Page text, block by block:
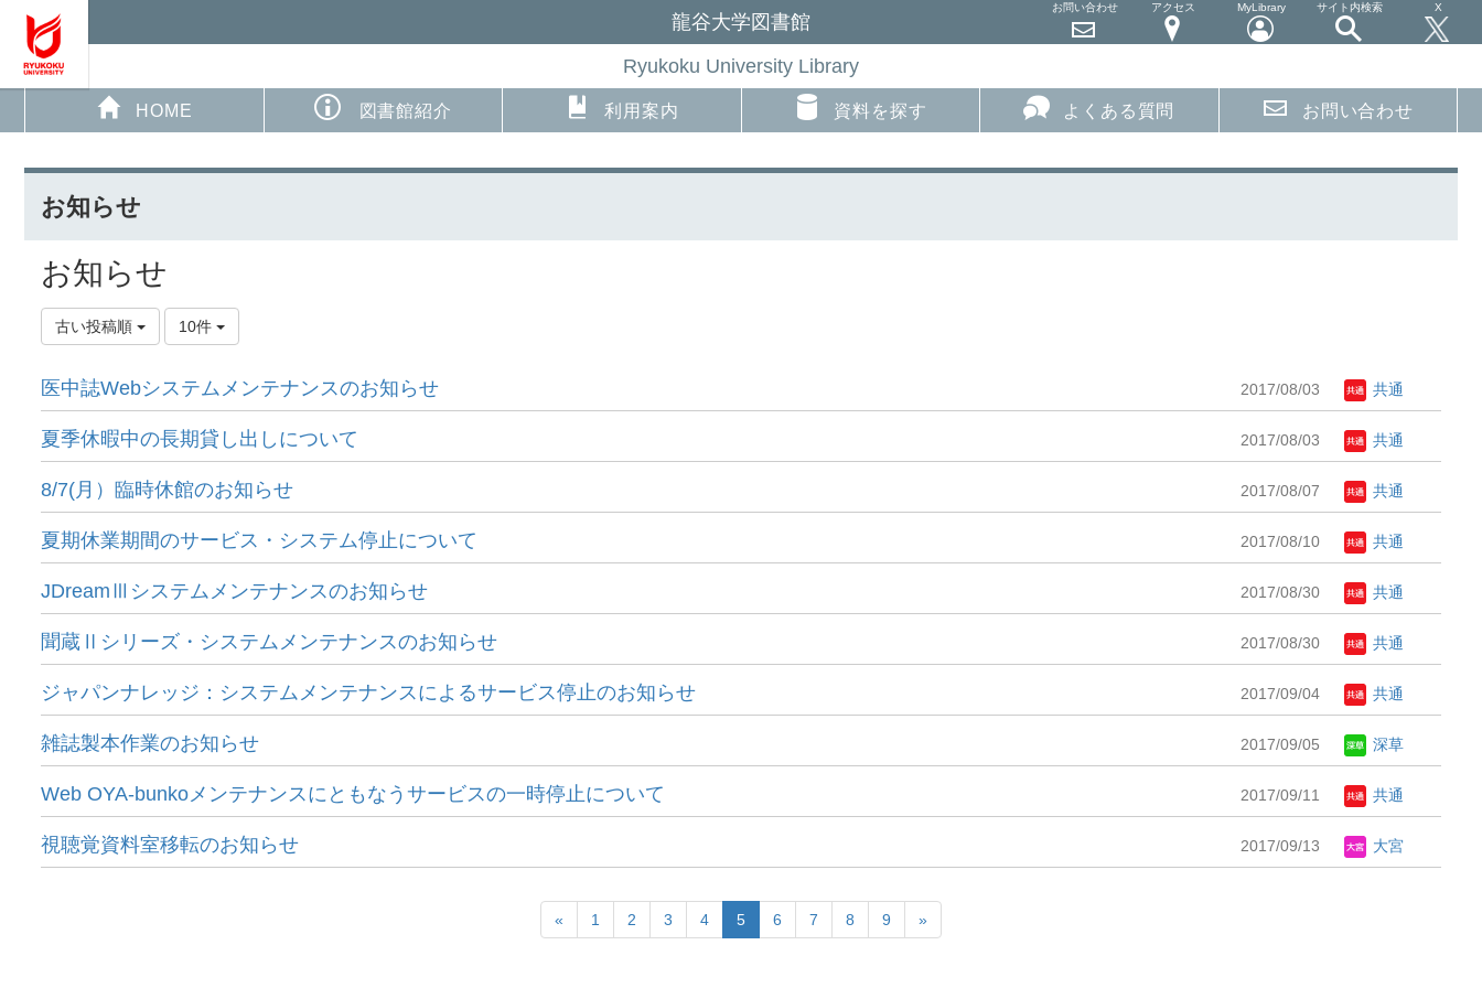
龍谷大学図書館
Ryukoku University Library
お問い合わせ アクセス MyLibrary サイト内検索 X
HOME 図書館紹介 利用案内 資料を探す よくある質問 お問い合わせ
お知らせ
お知らせ
古い投稿順 10件
医中誌Webシステムメンテナンスのお知らせ 2017/08/03 共通
夏季休暇中の長期貸し出しについて 2017/08/03 共通
8/7(月）臨時休館のお知らせ 2017/08/07 共通
夏期休業期間のサービス・システム停止について 2017/08/10 共通
JDreamⅢシステムメンテナンスのお知らせ 2017/08/30 共通
聞蔵Ⅱシリーズ・システムメンテナンスのお知らせ 2017/08/30 共通
ジャパンナレッジ：システムメンテナンスによるサービス停止のお知らせ 2017/09/04 共通
雑誌製本作業のお知らせ 2017/09/05 深草
Web OYA-bunkoメンテナンスにともなうサービスの一時停止について 2017/09/11 共通
視聴覚資料室移転のお知らせ 2017/09/13 大宮
« 1 2 3 4 5 6 7 8 9 »